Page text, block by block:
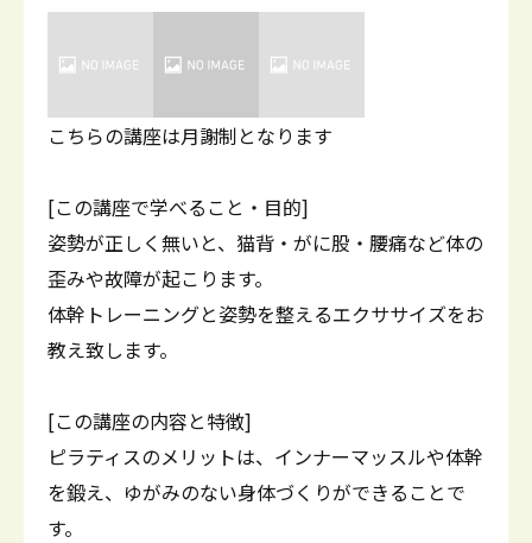
こちらの講座は月謝制となります
[この講座で学べること・目的]
姿勢が正しく無いと、猫背・がに股・腰痛など体の
歪みや故障が起こります。
体幹トレーニングと姿勢を整えるエクササイズをお
教え致します。
[この講座の内容と特徴]
ピラティスのメリットは、インナーマッスルや体幹
を鍛え、ゆがみのない身体づくりができることで
す。